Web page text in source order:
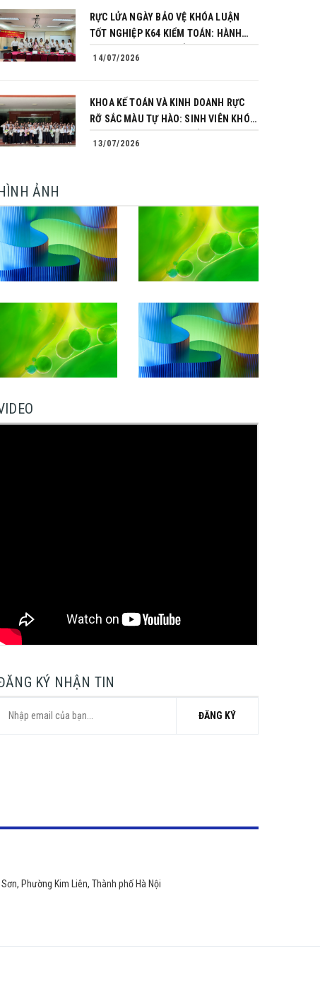
RỰC LỬA NGÀY BẢO VỆ KHÓA LUẬN
TỐT NGHIỆP K64 KIỂM TOÁN: HÀNH
14/07/2026
KHOA KẾ TOÁN VÀ KINH DOANH RỰC
RỠ SẮC MÀU TỰ HÀO: SINH VIÊN KHÓA
13/07/2026
ẢNH
KÝ NHẬN TIN
ĐĂNG KÝ
Phường Kim Liên, Thành phố Hà Nội